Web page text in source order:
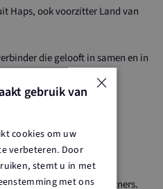
Haps, ook voorzitter Land van
die gelooft in samen en in
door onze landelijke partners.
×
gebruik van
cookies om uw
verbeteren. Door
stemt u in met
met ons